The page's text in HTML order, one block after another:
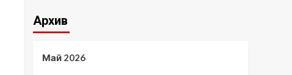
Архив
Май 2026